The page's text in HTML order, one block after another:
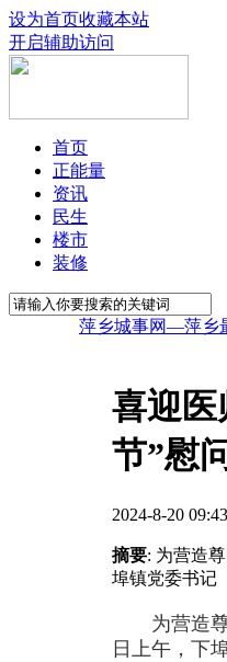
设为首页收藏本站
开启辅助访问
首页
正能量
资讯
民生
楼市
装修
萍乡城事网—萍乡
喜迎
节”慰
2024-8-20 09:43
摘要: 为营造
埠镇党委书记
为营造
日上午，下